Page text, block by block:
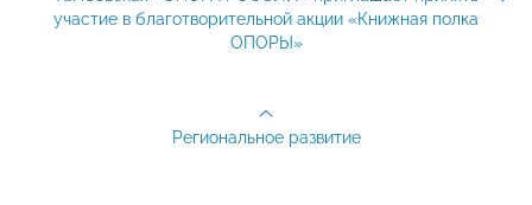
участие в благотворительной акции «Книжная полка
ОПОРЫ»
Региональное развитие